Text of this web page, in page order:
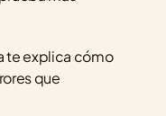
te explica cómo
que